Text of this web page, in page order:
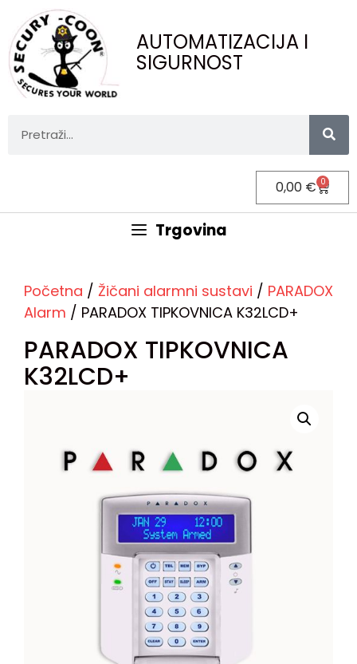
AUTOMATIZACIJA I
SIGURNOST
0,00 € 0
Trgovina
Početna / Žičani alarmni sustavi / PARADOX
Alarm / PARADOX TIPKOVNICA K32LCD+
PARADOX TIPKOVNICA
K32LCD+